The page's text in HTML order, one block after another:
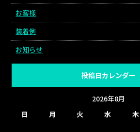
お客様
装着例
お知らせ
投稿日カレンダー
2026年8月
日
月 火 水 木